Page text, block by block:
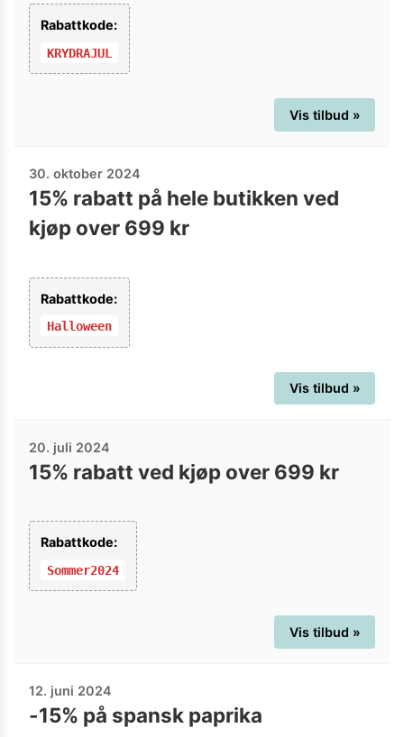
Rabattkode:
KRYDRAJUL
Vis tilbud »
30. oktober 2024
15% rabatt på hele butikken ved
kjøp over 699 kr
Rabattkode:
Halloween
Vis tilbud »
20. juli 2024
15% rabatt ved kjøp over 699 kr
Rabattkode:
Sommer2024
Vis tilbud »
12. juni 2024
-15% på spansk paprika